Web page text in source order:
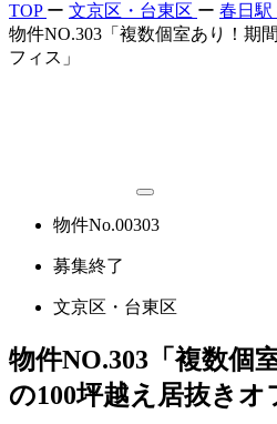
TOP ー 文京区・台東区 ー 春日駅
物件NO.303「複数個室あり！期
フィス」
物件No.00303
募集終了
文京区・台東区
物件NO.303「複数個
の100坪越え居抜きオ